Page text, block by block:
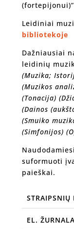
Leidiniai
bibliotekoje
Dažniausiai
leidinių
(Muzika;
(Muzikos
(Tonacija)
(Dainos
(Smuiko
(Simfonijos)
suformuoti
paieškai.
STRAIPSNIŲ
EL.